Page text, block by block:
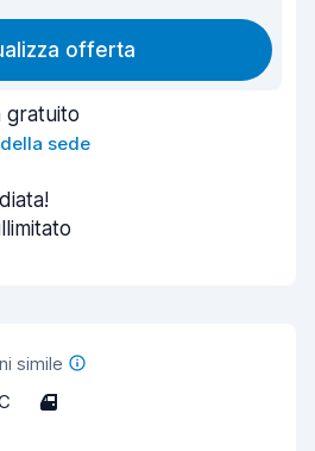
offerta
gratuito
sede
simile
4